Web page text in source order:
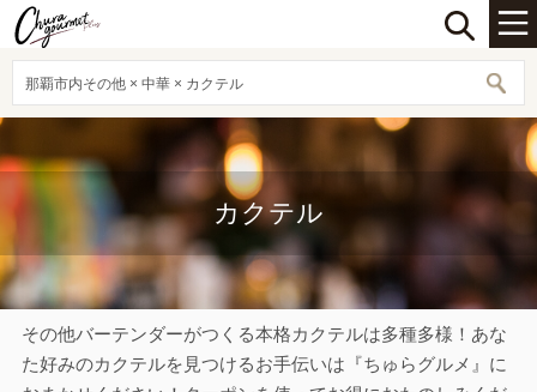
那覇市内その他 × 中華 × カクテル
カクテル
その他バーテンダーがつくる本格カクテルは多種多様！あな
た好みのカクテルを見つけるお手伝いは『ちゅらグルメ』に